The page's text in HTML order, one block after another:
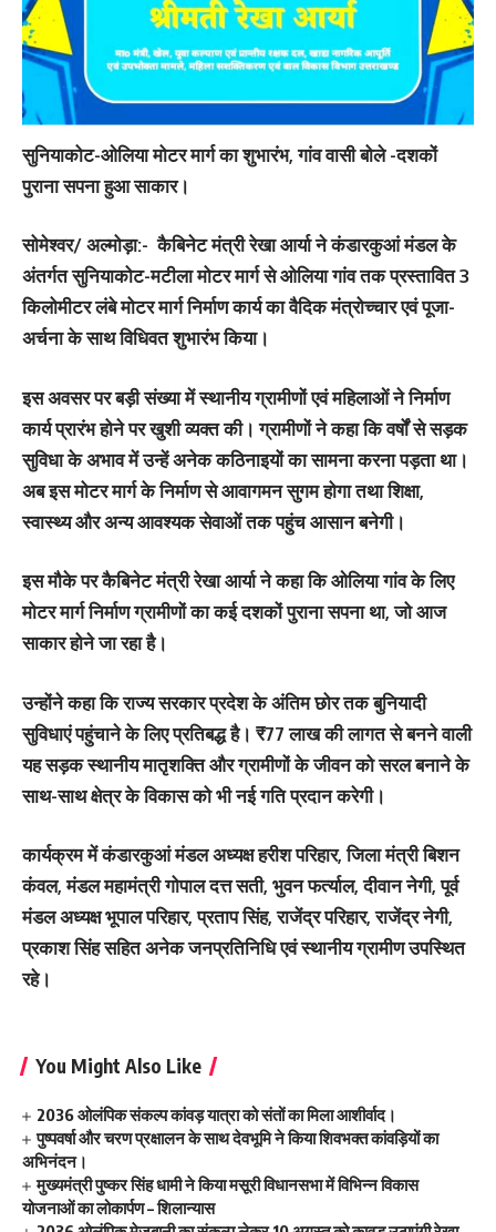
सुनियाकोट-ओलिया मोटर मार्ग का शुभारंभ, गांव वासी बोले -दशकों
पुराना सपना हुआ साकार।
सोमेश्वर/ अल्मोड़ा:- कैबिनेट मंत्री रेखा आर्या ने कंडारकुआं मंडल के
अंतर्गत सुनियाकोट-मटीला मोटर मार्ग से ओलिया गांव तक प्रस्तावित 3
किलोमीटर लंबे मोटर मार्ग निर्माण कार्य का वैदिक मंत्रोच्चार एवं पूजा-
अर्चना के साथ विधिवत शुभारंभ किया।
इस अवसर पर बड़ी संख्या में स्थानीय ग्रामीणों एवं महिलाओं ने निर्माण
कार्य प्रारंभ होने पर खुशी व्यक्त की। ग्रामीणों ने कहा कि वर्षों से सड़क
सुविधा के अभाव में उन्हें अनेक कठिनाइयों का सामना करना पड़ता था।
अब इस मोटर मार्ग के निर्माण से आवागमन सुगम होगा तथा शिक्षा,
स्वास्थ्य और अन्य आवश्यक सेवाओं तक पहुंच आसान बनेगी।
इस मौके पर कैबिनेट मंत्री रेखा आर्या ने कहा कि ओलिया गांव के लिए
मोटर मार्ग निर्माण ग्रामीणों का कई दशकों पुराना सपना था, जो आज
साकार होने जा रहा है।
उन्होंने कहा कि राज्य सरकार प्रदेश के अंतिम छोर तक बुनियादी
सुविधाएं पहुंचाने के लिए प्रतिबद्ध है। ₹77 लाख की लागत से बनने वाली
यह सड़क स्थानीय मातृशक्ति और ग्रामीणों के जीवन को सरल बनाने के
साथ-साथ क्षेत्र के विकास को भी नई गति प्रदान करेगी।
कार्यक्रम में कंडारकुआं मंडल अध्यक्ष हरीश परिहार, जिला मंत्री बिशन
कंवल, मंडल महामंत्री गोपाल दत्त सती, भुवन फर्त्याल, दीवान नेगी, पूर्व
मंडल अध्यक्ष भूपाल परिहार, प्रताप सिंह, राजेंद्र परिहार, राजेंद्र नेगी,
प्रकाश सिंह सहित अनेक जनप्रतिनिधि एवं स्थानीय ग्रामीण उपस्थित
रहे।
You Might Also Like
2036 ओलंपिक संकल्प कांवड़ यात्रा को संतों का मिला आशीर्वाद।
पुष्पवर्षा और चरण प्रक्षालन के साथ देवभूमि ने किया शिवभक्त कांवड़ियों का
अभिनंदन।
मुख्यमंत्री पुष्कर सिंह धामी ने किया मसूरी विधानसभा में विभिन्न विकास
योजनाओं का लोकार्पण – शिलान्यास